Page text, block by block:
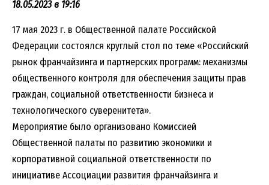
18.05.2023 в 19:16
17 мая 2023 г. в Общественной палате Российской
Федерации состоялся круглый стол по теме «Российский
рынок франчайзинга и партнерских программ: механизмы
общественного контроля для обеспечения защиты прав
граждан, социальной ответственности бизнеса и
технологического суверенитета».
Мероприятие было организовано Комиссией
Общественной палаты по развитию экономики и
корпоративной социальной ответственности по
инициативе Ассоциации развития франчайзинга и